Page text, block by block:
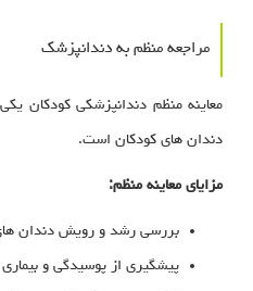
مراجعه منظم به دندانپزشک
معاینه منظم دندانپزشکی کودکان
دندان‌ های کودکان است.
مزایای معاینه منظم:
بررسی رشد و رویش دندان‌
پیشگیری از پوسیدگی و بیماری‌